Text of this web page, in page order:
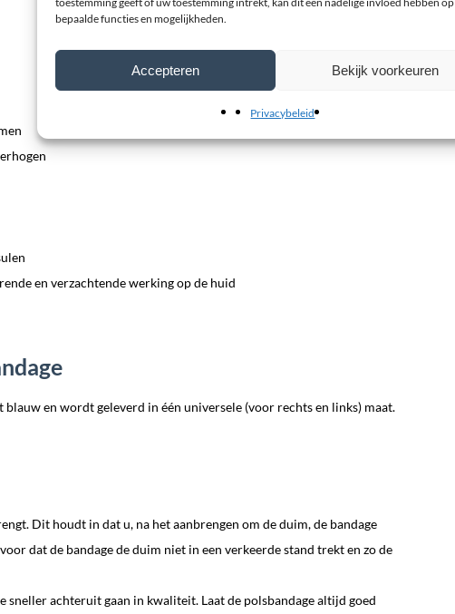
bepaalde functies en mogelijkheden.
Accepteren Bekijk voorkeuren
Privacybeleid
en verzachtende werking op de huid
en wordt geleverd in één universele (voor rechts en links) maat.
Dit houdt in dat u, na het aanbrengen om de duim, de bandage
dat de bandage de duim niet in een verkeerde stand trekt en zo de
sneller achteruit gaan in kwaliteit. Laat de polsbandage altijd goed